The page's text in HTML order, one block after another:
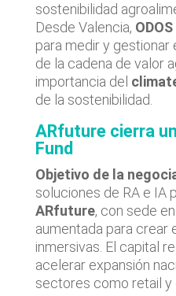
sostenibilidad
Desde Valencia, ODOS
para medir y gestionar
de la cadena de valor
importancia del
de la sostenibilidad.
ARfuture cierra
Fund
Objetivo de la
soluciones de RA e IA
ARfuture, con sede
aumentada para crear
inmersivas. El capital
acelerar expansión
sectores como retail y